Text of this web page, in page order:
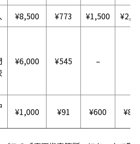
¥8,500 ¥773 ¥1,500
¥6,000 ¥545 –
¥1,000 ¥91 ¥600